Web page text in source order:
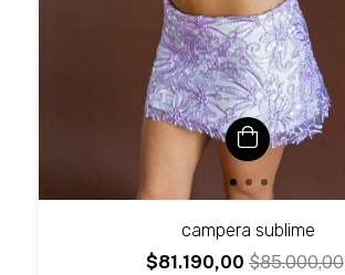
campera sublime
$81.190,00 $85.000,00